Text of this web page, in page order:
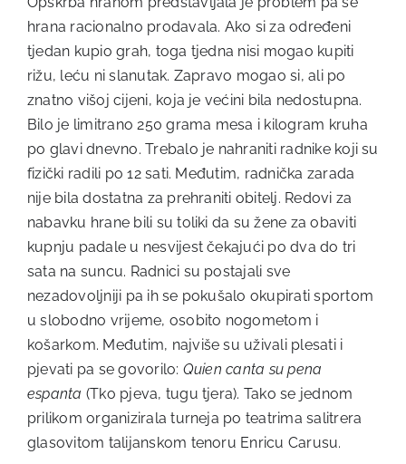
hrana racionalno prodavala. Ako si za određeni
tjedan kupio grah, toga tjedna nisi mogao kupiti
rižu, leću ni slanutak. Zapravo mogao si, ali po
znatno višoj cijeni, koja je većini bila nedostupna.
Bilo je limitrano 250 grama mesa i kilogram kruha
po glavi dnevno. Trebalo je nahraniti radnike koji su
fizički radili po 12 sati. Međutim, radnička zarada
nije bila dostatna za prehraniti obitelj. Redovi za
nabavku hrane bili su toliki da su žene za obaviti
kupnju padale u nesvijest čekajući po dva do tri
sata na suncu. Radnici su postajali sve
nezadovoljniji pa ih se pokušalo okupirati sportom
u slobodno vrijeme, osobito nogometom i
košarkom. Međutim, najviše su uživali plesati i
pjevati pa se govorilo: Quien canta su pena
espanta (Tko pjeva, tugu tjera). Tako se jednom
prilikom organizirala turneja po teatrima salitrera
glasovitom talijanskom tenoru Enricu Carusu.